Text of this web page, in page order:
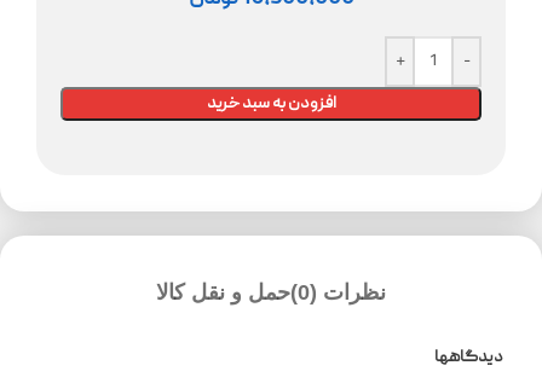
افزودن به سبد خرید
نظرات (0) حمل و نقل کالا
دیدگاهها